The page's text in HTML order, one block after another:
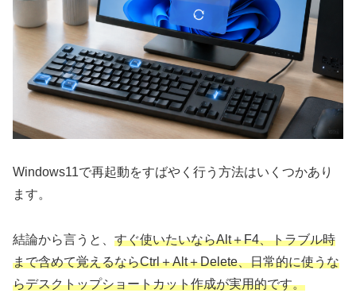
Windows11で再起動をすばやく行う方法はいくつかあり
ます。
結論から言うと、 すぐ使いたいならAlt＋F4、トラブル時
まで含めて覚えるならCtrl＋Alt＋Delete、日常的に使うな
らデスクトップショートカット作成が実用的です。